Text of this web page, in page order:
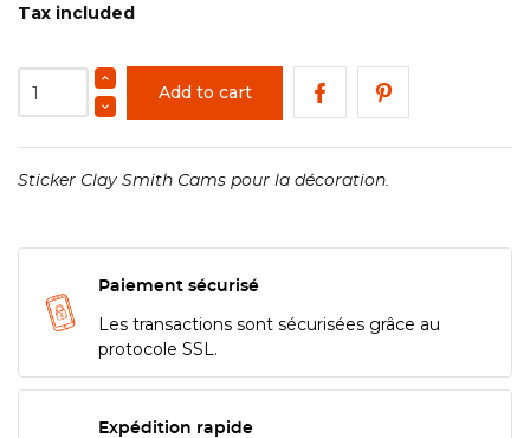
Tax included
Add to cart
Sticker Clay Smith Cams pour la décoration.
Paiement sécurisé
Les transactions sont sécurisées grâce au
protocole SSL.
Expédition rapide